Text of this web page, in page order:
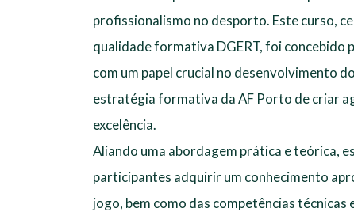
profissionalismo no desporto. Este curso,
qualidade formativa DGERT, foi concebido
com um papel crucial no desenvolvimento
estratégia formativa da AF Porto de criar
excelência.
Aliando uma abordagem prática e teórica,
participantes adquirir um conhecimento
jogo, bem como das competências